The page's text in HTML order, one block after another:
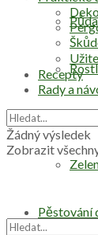
Půda
Pěstování
Recepty
Rady a
Žádný výsledek
Zobrazit